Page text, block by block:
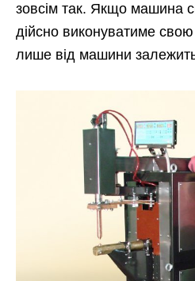
зовсім так. Якщо машина
дійсно виконуватиме
лише від машини залежить